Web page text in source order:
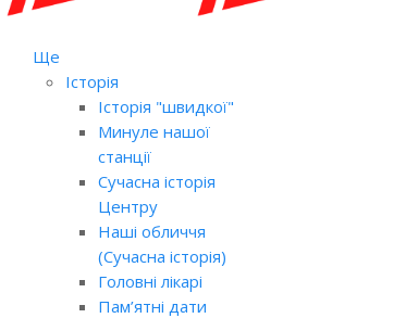
Ще
Історія
Історія "швидкої"
Минуле нашої
станції
Сучасна історія
Центру
Наші обличчя
(Сучасна історія)
Головні лікарі
Пам’ятні дати